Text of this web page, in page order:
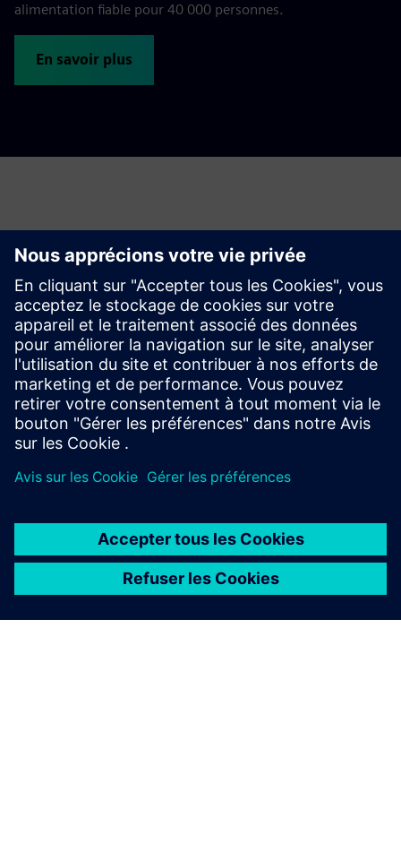
alimentation fiable pour 40 000 personnes.
En savoir plus
Contact
Si vous souhaitez en savoir plus sur les produits et
solutions Siemens présentés, n'hésitez pas à nous
contacter.
Contactez-nous ici